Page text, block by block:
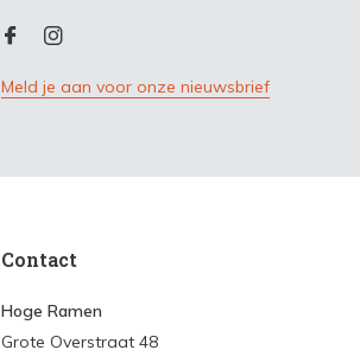
Meld je aan voor onze nieuwsbrief
Contact
Hoge Ramen
Grote Overstraat 48